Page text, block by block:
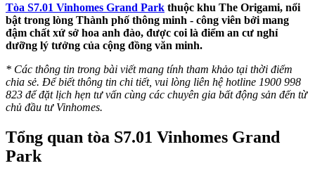
Tòa S7.01 Vinhomes Grand Park thuộc khu The Origami, nổi
bật trong lòng Thành phố thông minh - công viên bởi mang
đậm chất xứ sở hoa anh đào, được coi là điểm an cư nghỉ
dưỡng lý tưởng của cộng đồng văn minh.
* Các thông tin trong bài viết mang tính tham khảo tại thời điểm
chia sẻ. Để biết thông tin chi tiết, vui lòng liên hệ hotline 1900 998
823 để đặt lịch hẹn tư vấn cùng các chuyên gia bất động sản đến từ
chủ đầu tư Vinhomes.
Tổng quan tòa S7.01 Vinhomes Grand
Park